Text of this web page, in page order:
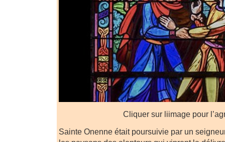
Cliquer sur liimage pour
Sainte Onenne était poursuivie par un